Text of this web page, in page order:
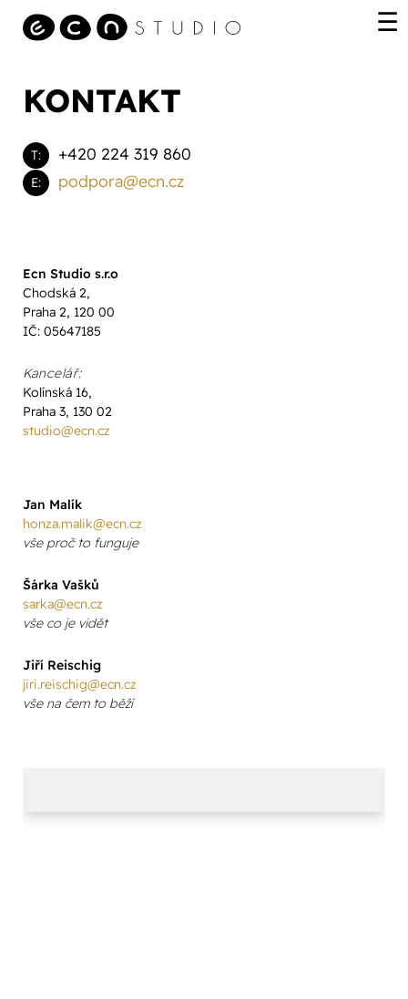
KONTAKT
T: +420 224 319 860
E: podpora@ecn.cz
Ecn Studio s.r.o
Chodská 2,
Praha 2, 120 00
IČ: 05647185
Kancelář:
Kolínská 16,
Praha 3, 130 02
studio@ecn.cz
Jan Malík
honza.malik@ecn.cz
vše proč to funguje
Šárka Vašků
sarka@ecn.cz
vše co je vidět
Jiří Reischig
jiri.reischig@ecn.cz
vše na čem to běží